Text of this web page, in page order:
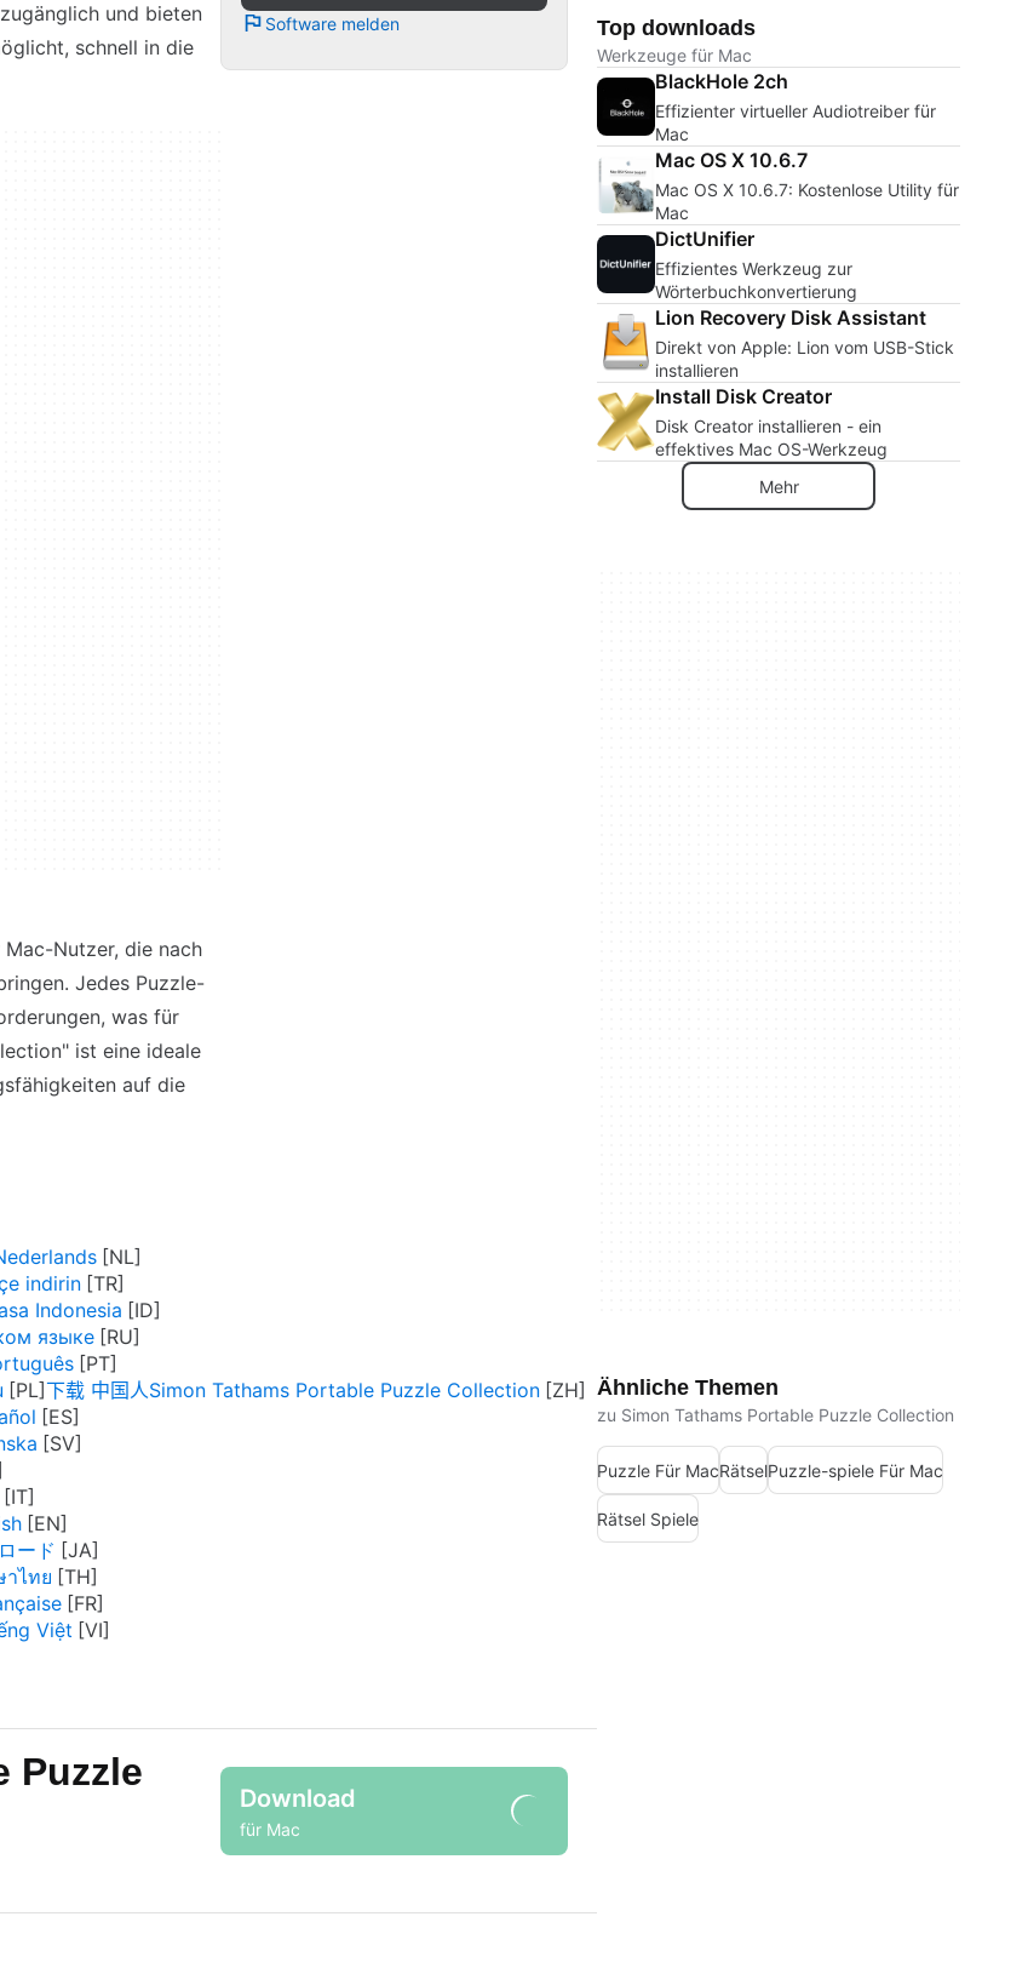
und bieten
schnell in die
Nutzer, die nach
Jedes Puzzle-
was für
ist eine ideale
auf die
Software melden
indirin
Indonesia
языке
下载 中国人Simon Tathams Portable Puzzle Collection
ード
าไทย
Việt
Puzzle
Download
für Mac
Top downloads
Werkzeuge für Mac
BlackHole 2ch
Effizienter virtueller Audiotreiber für
Mac
Mac OS X 10.6.7
Mac OS X 10.6.7: Kostenlose Utility für
Mac
DictUnifier
Effizientes Werkzeug zur
Wörterbuchkonvertierung
Lion Recovery Disk Assistant
Direkt von Apple: Lion vom USB-Stick
installieren
Install Disk Creator
Disk Creator installieren - ein
effektives Mac OS-Werkzeug
Mehr
Ähnliche Themen
zu Simon Tathams Portable Puzzle Collection
Puzzle Für MacRätselPuzzle-spiele Für Mac
Rätsel Spiele